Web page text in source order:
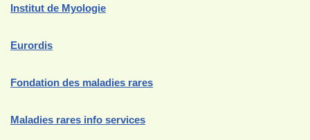
Institut de Myologie
Eurordis
Fondation des maladies rares
Maladies rares info services